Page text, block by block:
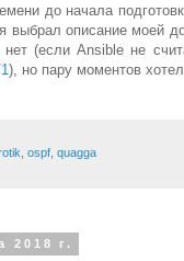
до начала
выбрал описание моей
(если Ansible не
), но пару моментов
ospf quagga
2018 г.